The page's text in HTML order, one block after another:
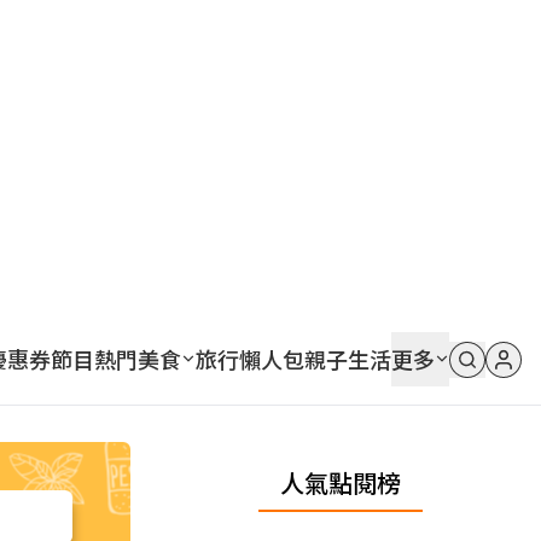
惠券節目熱門美食 旅行懶人包親子生活更多
人氣點閱榜